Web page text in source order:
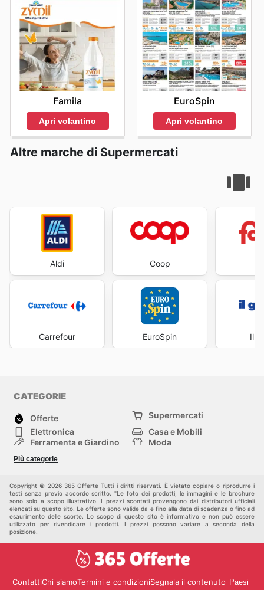
Famila
Apri volantino
EuroSpin
Apri volantino
Altre marche di Supermercati
Aldi
Carrefour
Coop
EuroSpin Il
CATEGORIE
Offerte
Supermercati
Elettronica
Casa e Mobili
Ferramenta e Giardino
Moda
Bambini e Neonati
Più categorie
Copyright © 2026 365 Offerte Tutti i diritti riservati. È vietato copiare o riprodurre i
testi senza previo accordo scritto. "Le foto dei prodotti, le immagini e le brochure
sono solo a scopo illustrativo. I prezzi scontati provengono dai distributori ufficiali
elencati su questo sito. Le offerte sono valide da e fino alla data di scadenza o fino ad
esaurimento delle scorte. Lo scopo di questo sito è informativo e non può essere
utilizzato per rivendicare i prodotti. I prezzi possono variare a seconda della
posizione.
ContattiChi siamoTermini e condizioniSegnala il contenuto Paesi